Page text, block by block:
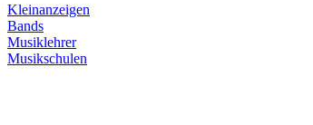
Kleinanzeigen
Bands
Musiklehrer
Musikschulen